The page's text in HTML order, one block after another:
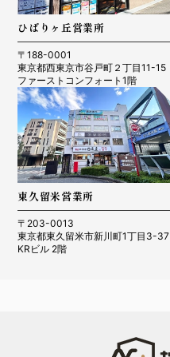
ひばりヶ丘営業所
〒188-0001
東京都西東京市谷戸町２丁目11-15
ファーストコンフォート1階
東久留米営業所
〒203-0013
東京都東久留米市新川町1丁目3-37
KRビル 2階